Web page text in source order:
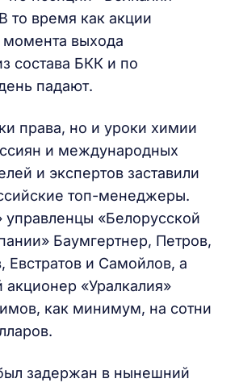
то время как акции
момента выхода
состава БКК и по
падают.
права, но и уроки химии
и международных
и экспертов заставили
топ-менеджеры.
управленцы «Белорусской
Баумгертнер, Петров,
Евстратов и Самойлов, а
акционер «Уралкалия»
как минимум, на сотни
задержан в нынешний